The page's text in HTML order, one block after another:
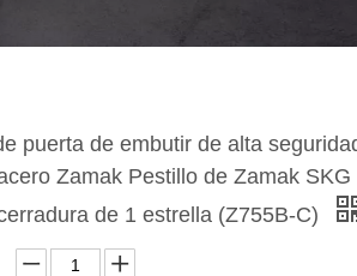
puerta de embutir de alta
Zamak Pestillo de Zamak SKG
de 1 estrella (Z755B-C)